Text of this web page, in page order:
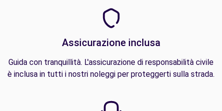
Assicurazione inclusa
Guida con tranquillità. L'assicurazione di responsabilità civile
è inclusa in tutti i nostri noleggi per proteggerti sulla strada.